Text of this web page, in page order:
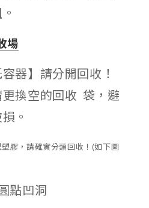
場
器】請分開回收！
換空的回收 袋，避
。
膠，請確實分類回收！(如下圖
點凹洞